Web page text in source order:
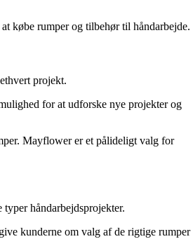
købe rumper og tilbehør til håndarbejde.
projekt.
for at udforske nye projekter og
Mayflower er et pålideligt valg for
håndarbejdsprojekter.
kunderne om valg af de rigtige rumper